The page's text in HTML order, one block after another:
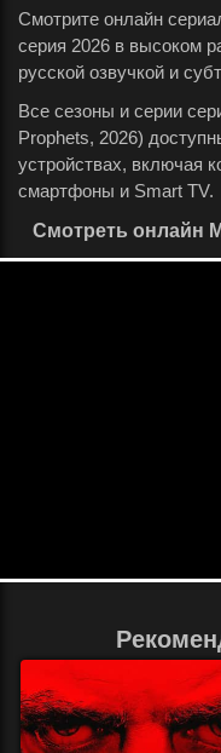
Смотрите онлайн
серия 2026 в высоком
русской озвучкой и
Все сезоны и серии
Prophets, 2026)
устройствах, включая
смартфоны и Smart TV.
Смотреть онлайн